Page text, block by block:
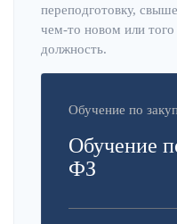
переподготовку,
чем-то новом или того
должность.
Обучение по
Обучение
ФЗ